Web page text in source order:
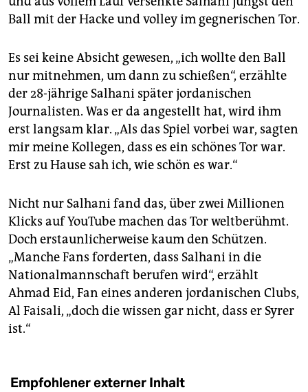
epaper login
Ball mit der Hacke und volley im gegnerischen Tor.
Es sei keine Absicht gewesen, „ich wollte den Ball
nur mitnehmen, um dann zu schießen“, erzählte
der 28-jährige Salhani später jordanischen
Journalisten. Was er da angestellt hat, wird ihm
erst langsam klar. „Als das Spiel vorbei war, sagten
mir meine Kollegen, dass es ein schönes Tor war.
Erst zu Hause sah ich, wie schön es war.“
Nicht nur Salhani fand das, über zwei Millionen
Klicks auf YouTube machen das Tor weltberühmt.
Doch erstaunlicherweise kaum den Schützen.
„Manche Fans forderten, dass Salhani in die
Nationalmannschaft berufen wird“, erzählt
Ahmad Eid, Fan eines anderen jordanischen Clubs,
Al Faisali, „doch die wissen gar nicht, dass er Syrer
ist.“
Empfohlener externer Inhalt